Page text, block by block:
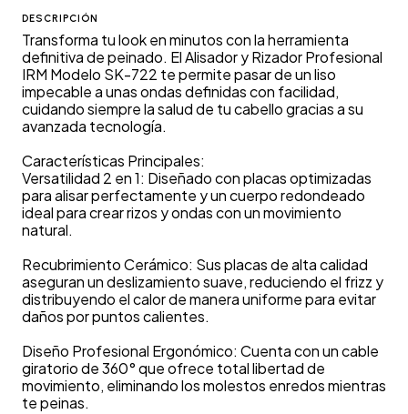
DESCRIPCIÓN
Transforma tu look en minutos con la herramienta
definitiva de peinado. El Alisador y Rizador Profesional
IRM Modelo SK-722 te permite pasar de un liso
impecable a unas ondas definidas con facilidad,
cuidando siempre la salud de tu cabello gracias a su
avanzada tecnología.
Características Principales:
Versatilidad 2 en 1: Diseñado con placas optimizadas
para alisar perfectamente y un cuerpo redondeado
ideal para crear rizos y ondas con un movimiento
natural.
Recubrimiento Cerámico: Sus placas de alta calidad
aseguran un deslizamiento suave, reduciendo el frizz y
distribuyendo el calor de manera uniforme para evitar
daños por puntos calientes.
Diseño Profesional Ergonómico: Cuenta con un cable
giratorio de 360° que ofrece total libertad de
movimiento, eliminando los molestos enredos mientras
te peinas.